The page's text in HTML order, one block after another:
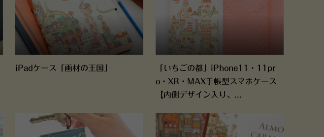
iPadケース「画材の王国」
「いちごの都」iPhone11・11pr
o・XR・MAX手帳型スマホケース
【内側デザイン入り、...